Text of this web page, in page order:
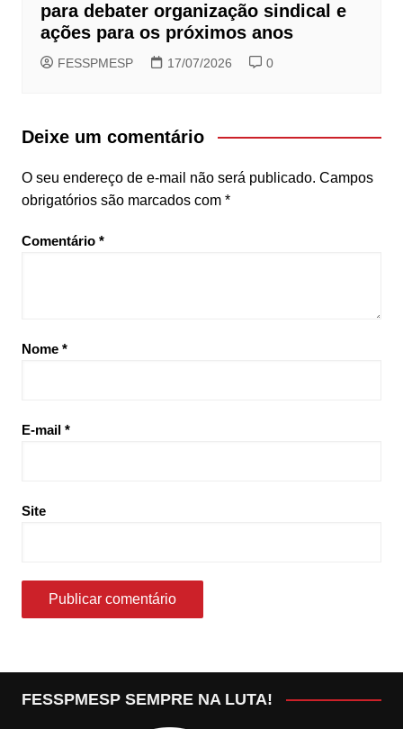
para debater organização sindical e
ações para os próximos anos
FESSPMESP 17/07/2026 0
Deixe um comentário
O seu endereço de e-mail não será publicado. Campos
obrigatórios são marcados com *
Comentário *
Nome *
E-mail *
Site
FESSPMESP SEMPRE NA LUTA!